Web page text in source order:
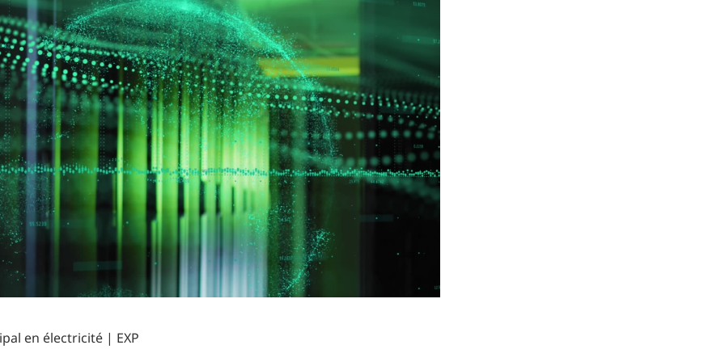
DONNÉES
INDUSTRIEL
SCIENCES + TECHNOLOGIES
SANTÉ
HÔTELS + JEU
DIVERTISSEMENT + SPORTS
ARTS + CULTURE
Conception d’éclairage
Planification des transports
Ingénierie + modélisation de la circulation
en électricité | EXP